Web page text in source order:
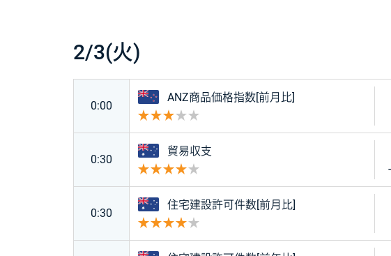
2/3(火)
0:00
ニュージーランド
ANZ商品価格指数[前月比]
0:30
オーストラリア
貿易収支
0:30
オーストラリア
住宅建設許可件数[前月比]